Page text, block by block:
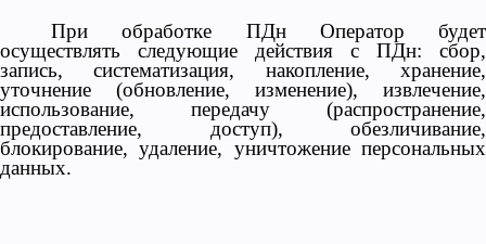
При обработке ПДн Оператор будет
осуществлять следующие действия с ПДн: сбор,
запись, систематизация, накопление, хранение,
уточнение (обновление, изменение), извлечение,
использование, передачу (распространение,
предоставление, доступ), обезличивание,
блокирование, удаление, уничтожение персональных
данных.